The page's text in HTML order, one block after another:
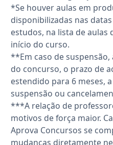
*Se houver aulas em
disponibilizadas nas
estudos, na lista de aulas
início do curso.
**Em caso de
do concurso, o prazo de
estendido para 6 meses,
suspensão ou
***A relação de
motivos de força maior.
Aprova Concursos se
mudanças diretamente